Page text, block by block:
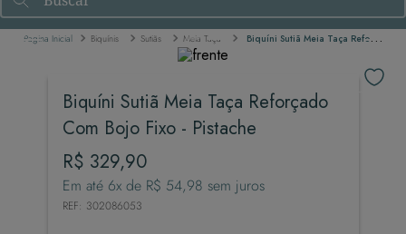
Biquínis Sutiãs Meia Taça Biquíni Sutiã Meia Taça Reforçado Com Bojo Fixo - Pistache
Biquíni Sutiã Meia Taça Reforçado
Com Bojo Fixo - Pistache
R$ 329,90
Em até 6x de R$ 54,98 sem juros
REF: 302086053